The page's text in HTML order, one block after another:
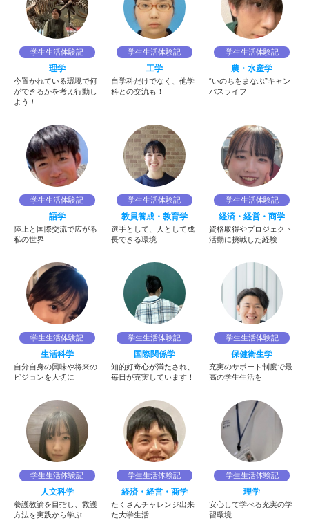
学生生活体験記
理学
今置かれている環境で何
ができるかを考え行動し
よう！
学生生活体験記
工学
自学科だけでなく、他学
科との交流も！
学生生活体験記
農・水産学
“いのちをまなぶ”キャン
パスライフ
学生生活体験記
語学
陸上と国際交流で広がる
私の世界
学生生活体験記
教員養成・教育学
選手として、人として成
長できる環境
学生生活体験記
経済・経営・商学
資格取得やプロジェクト
活動に挑戦した経験
学生生活体験記
生活科学
自分自身の興味や将来の
ビジョンを大切に
学生生活体験記
国際関係学
知的好奇心が満たされ、
毎日が充実しています！
学生生活体験記
保健衛生学
充実のサポート制度で最
高の学生生活を
学生生活体験記
人文科学
養護教諭を目指し、救護
方法を実践から学ぶ
学生生活体験記
経済・経営・商学
たくさんチャレンジ出来
た大学生活
学生生活体験記
理学
安心して学べる充実の学
習環境